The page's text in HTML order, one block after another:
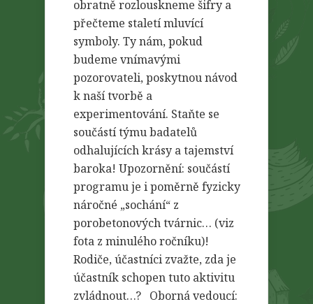
obratně rozlouskneme šifry a
přečteme staletí mluvící
symboly. Ty nám, pokud
budeme vnímavými
pozorovateli, poskytnou návod
k naší tvorbě a
experimentování. Staňte se
součástí týmu badatelů
odhalujících krásy a tajemství
baroka! Upozornění: součástí
programu je i poměrně fyzicky
náročné „sochání“ z
porobetonových tvárnic… (viz
fota z minulého ročníku)!
Rodiče, účastníci zvažte, zda je
účastník schopen tuto aktivitu
zvládnout…? Oborná vedoucí: